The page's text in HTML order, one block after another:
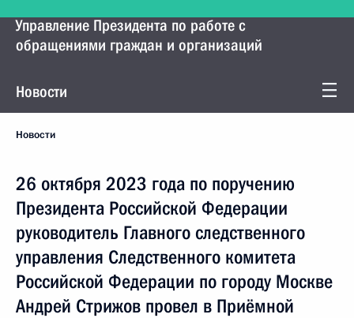
Управление Президента по работе с
обращениями граждан и организаций
Новости
Новости
26 октября 2023 года по поручению
Президента Российской Федерации
руководитель Главного следственного
управления Следственного комитета
Российской Федерации по городу Москве
Андрей Стрижов провел в Приёмной